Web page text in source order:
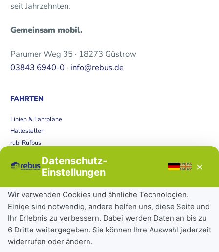
seit Jahrzehnten.
Gemeinsam mobil.
Parumer Weg 35 · 18273 Güstrow
03843 6940-0 · info@rebus.de
FAHRTEN
Linien & Fahrpläne
Haltestellen
rubi Rufbus
Störungen
Tickets & Tarife
Deutschlandticket
Schülerkarte
Einzeltickets
Abonnements
Datenschutz-
Einstellungen
×
Wir verwenden Cookies und ähnliche Technologien.
Einige sind notwendig, andere helfen uns, diese Seite und
Ihr Erlebnis zu verbessern. Dabei werden Daten an bis zu
6 Dritte weitergegeben. Sie können Ihre Auswahl jederzeit
widerrufen oder ändern.